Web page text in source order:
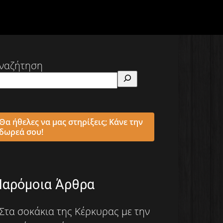
ήθελες να μας στηρίξεις; Κάνε την
σου!
Άρθρα
σοκάκια της Κέρκυρας με την